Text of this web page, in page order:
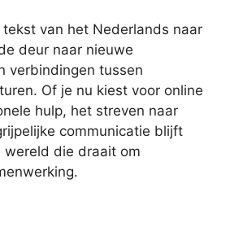
van het Nederlands naar
deur naar nieuwe
verbindingen tussen
Of je nu kiest voor online
hulp, het streven naar
communicatie blijft
wereld die draait om